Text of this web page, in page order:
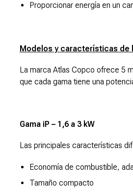
Proporcionar energía en un
Modelos y características de
La marca Atlas Copco ofrece 5
que cada gama tiene una
Gama iP – 1,6 a 3 kW
Las principales características
Economía de combustible,
Tamaño compacto